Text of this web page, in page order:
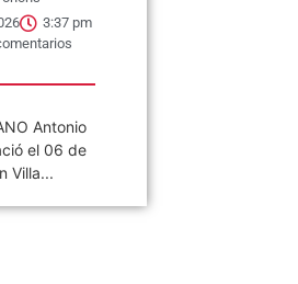
3:37 pm
Antonio
el 06 de
Villa...